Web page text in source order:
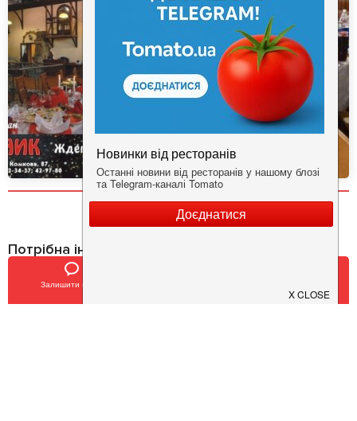
Залишити відгук
Потрібна інформація про заклад?
Завантажуйте додаток!